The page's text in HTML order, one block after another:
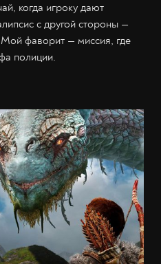
когда игроку дают
с другой стороны —
фаворит — миссия, где
полиции.